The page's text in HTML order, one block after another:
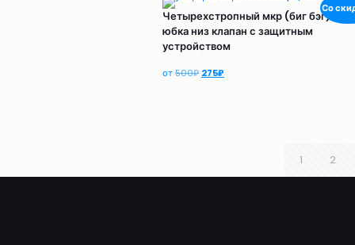
Со
Четырехстропный мкр (биг бэг)
юбка низ клапан с защитным
устройством
от500₽ Первоначальная
275₽Текущая
1 2